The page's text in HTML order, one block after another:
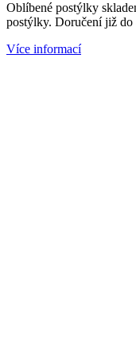
Oblíbené postýlky
postýlky. Doručení již do
Více informací